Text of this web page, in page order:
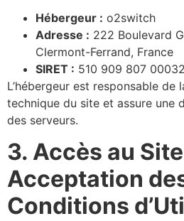
Hébergeur : o2switch
Adresse : 222 Boulevard
Clermont-Ferrand, France
SIRET : 510 909 807 00032
L’hébergeur est responsable de
technique du site et assure une
des serveurs.
3. Accès au
Acceptation
Conditions